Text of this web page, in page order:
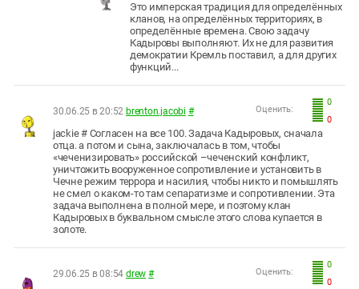
Это имперская традиция для определённых
кланов, на определённых территориях, в
определённые времена. Свою задачу
Кадыровы выполняют. Их не для развития
демократии Кремль поставил, а для других
функций...
0
0
Оценить:
30.06.25 в 20:52 brenton.jacobi #
jackie # Согласен на все 100. Задача Кадыровых, сначала
отца. а потом и сына, заключалась в том, чтобы
«чеченизировать» российской –чеченский конфликт,
уничтожить вооруженное сопротивление и установить в
Чечне режим террора и насилия, чтобы никто и помышлять
не смел о каком-то там сепаратизме и сопротивлении. Эта
задача выполнена в полной мере, и поэтому клан
Кадыровых в буквальном смысле этого слова купается в
золоте.
0
0
Оценить:
29.06.25 в 08:54 drew #